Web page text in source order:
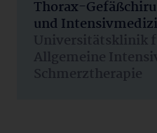
Thorax-
und
Universitätsklinik
Allgemeine
Schmerztherapie